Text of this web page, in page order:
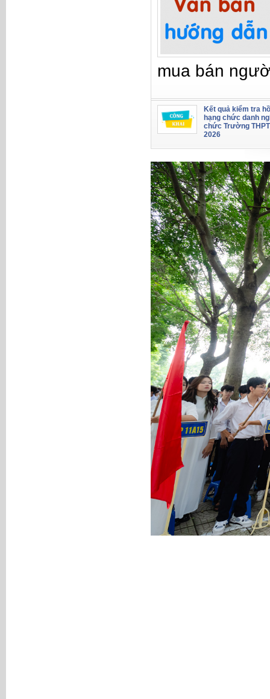
mua bán
Kết quả kiểm tra
hạng chức danh
chức Trường
2026